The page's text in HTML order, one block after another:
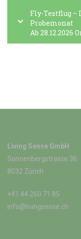
Fly-Testflug –
Probemonat
Ab 28.12.2026
Living Sense GmbH
Sonnenbergstrasse 36
8032 Zürich
+41 44 260 71 85
info@livingsense.ch